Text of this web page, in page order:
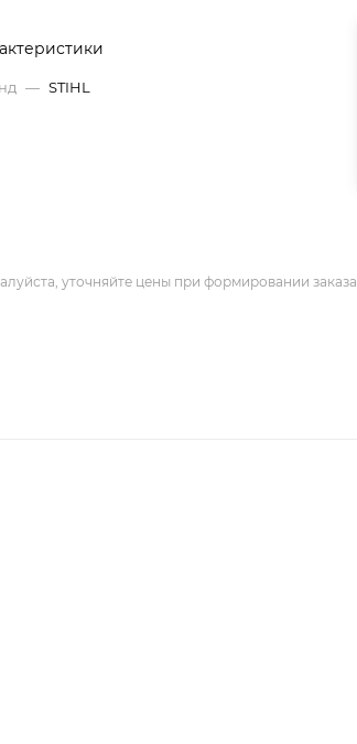
— STIHL
уточняйте цены при формировании заказа.